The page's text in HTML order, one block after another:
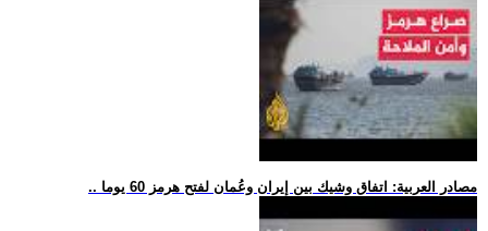
.. مصادر العربية: اتفاق وشيك بين إيران وعُمان لفتح هرمز 60 يوما